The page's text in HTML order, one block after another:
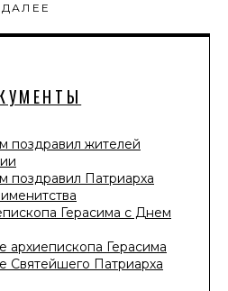
поздравил жителей
поздравил Патриарха
Герасима с Днем
архиепископа Герасима
Святейшего Патриарха
ДАЛЕЕ